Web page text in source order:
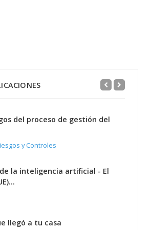
del proceso de gestión del
y Controles
la inteligencia artificial - El
llegó a tu casa